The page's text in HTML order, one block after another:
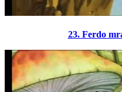
23. Ferdo